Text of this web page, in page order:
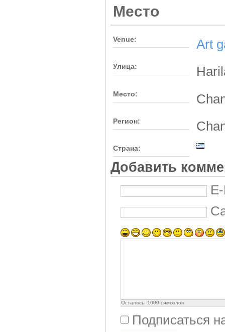
Место
Venue: Art
Улица:
Место:
Регион:
Страна:
Добавить
Осталось: 1000 символов
Подписаться